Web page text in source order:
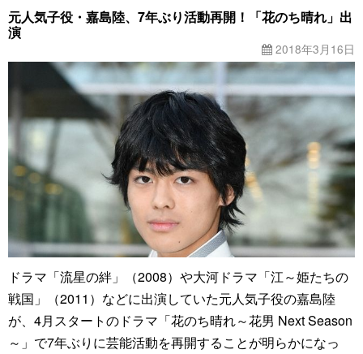
元人気子役・嘉島陸、7年ぶり活動再開！「花のち晴れ」出
演
2018年3月16日
ドラマ「流星の絆」（2008）や大河ドラマ「江～姫たちの
戦国」（2011）などに出演していた元人気子役の嘉島陸
が、4月スタートのドラマ「花のち晴れ～花男 Next Season
～」で7年ぶりに芸能活動を再開することが明らかになっ